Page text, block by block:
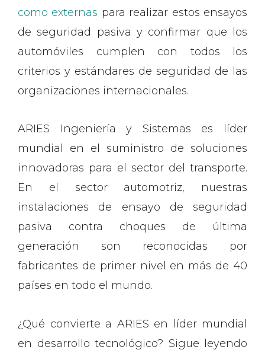
como externas para realizar estos ensayos
de seguridad pasiva y confirmar que los
automóviles cumplen con todos los
criterios y estándares de seguridad de las
organizaciones internacionales.
ARIES Ingeniería y Sistemas es líder
mundial en el suministro de soluciones
innovadoras para el sector del transporte.
En el sector automotriz, nuestras
instalaciones de ensayo de seguridad
pasiva contra choques de última
generación son reconocidas por
fabricantes de primer nivel en más de 40
países en todo el mundo.
¿Qué convierte a ARIES en líder mundial
en desarrollo tecnológico? Sigue leyendo